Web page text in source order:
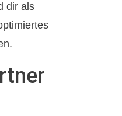
dir als